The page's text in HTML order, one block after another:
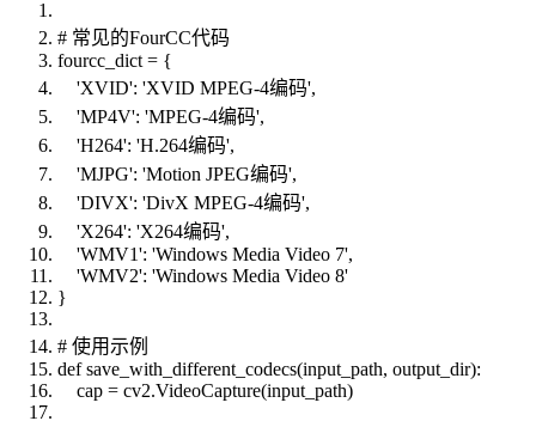
# 常见的FourCC代码
fourcc_dict = {
'XVID': 'XVID MPEG-4编码',
'MP4V': 'MPEG-4编码',
'H264': 'H.264编码',
'MJPG': 'Motion JPEG编码',
'DIVX': 'DivX MPEG-4编码',
'X264': 'X264编码',
'WMV1': 'Windows Media Video 7',
'WMV2': 'Windows Media Video 8'
}
# 使用示例
def save_with_different_codecs(input_path, output_dir):
cap = cv2.VideoCapture(input_path)